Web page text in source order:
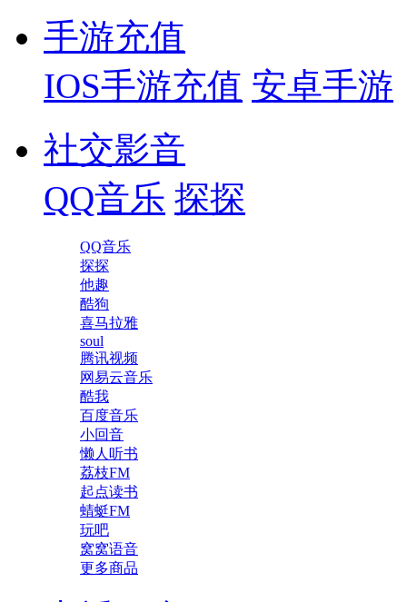
手游充值
IOS手游充值 安卓手游
社交影音
QQ音乐 探探
QQ音乐
探探
他趣
酷狗
喜马拉雅
soul
腾讯视频
网易云音乐
酷我
百度音乐
小回音
懒人听书
荔枝FM
起点读书
蜻蜓FM
玩吧
窝窝语音
更多商品